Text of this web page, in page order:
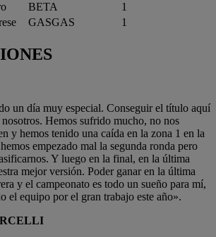
BETA
1
GASGAS 1
un día muy especial. Conseguir el título aquí
Hemos sufrido mucho, no nos
y hemos tenido una caída en la zona 1 en la
empezado mal la segunda ronda pero
Y luego en la final, en la última
mejor versión. Poder ganar en la última
y el campeonato es todo un sueño para mí,
el equipo por el gran trabajo este año».